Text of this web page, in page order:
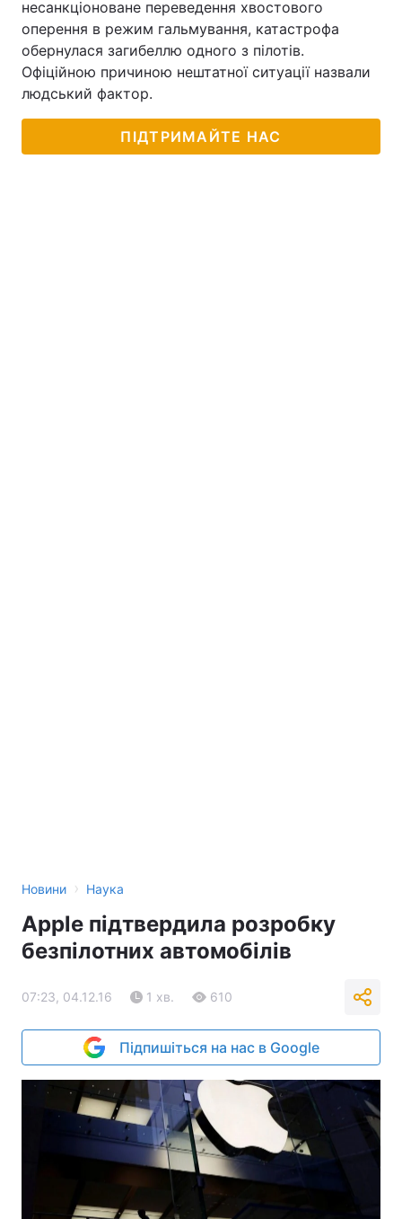
несанкціоноване переведення хвостового
оперення в режим гальмування, катастрофа
обернулася загибеллю одного з пілотів.
Офіційною причиною нештатної ситуації назвали
людський фактор.
ПІДТРИМАЙТЕ НАС
Новини › Наука
Apple підтвердила розробку
безпілотних автомобілів
07:23, 04.12.16 1 хв. 610
Підпишіться на нас в Google